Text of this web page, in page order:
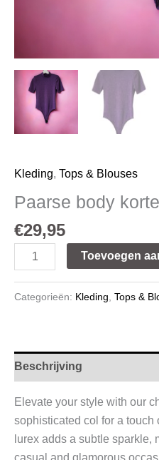
Kleding, Tops & Blouses
Paarse body
€29,95
Toevoegen
Categorieën: Kleding Tops &
Beschrijving
Elevate your style with our
sophisticated col for a
lurex adds a subtle sparkle,
casual and glamorous